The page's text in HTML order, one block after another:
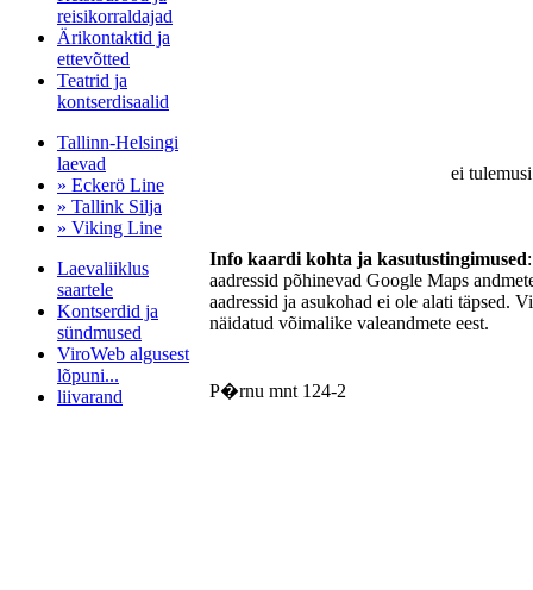
reisikorraldajad
Ärikontaktid ja
ettevõtted
Teatrid ja
kontserdisaalid
Tallinn-Helsingi
laevad
» Eckerö Line
» Tallink Silja
» Viking Line
Laevaliiklus
saartele
Kontserdid ja
sündmused
ViroWeb algusest
lõpuni...
liivarand
ei
Info kaardi kohta ja kasutustingimused
aadressid põhinevad Google Maps
aadressid ja asukohad ei ole alati täpsed.
näidatud võimalike valeandmete eest.
P�rnu mnt 124-2